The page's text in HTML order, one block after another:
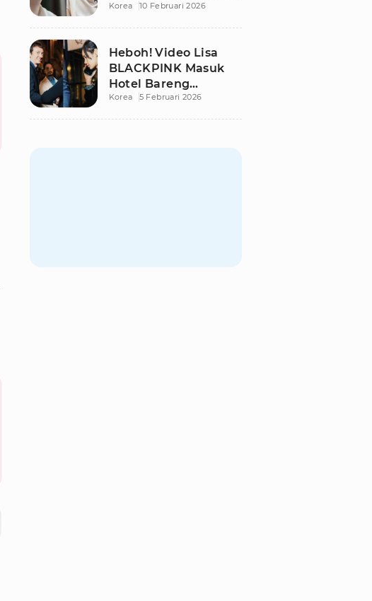
Penggelapan Pajak
Korea 10 Februari 2026
Heboh! Video Lisa
BLACKPINK Masuk
Hotel Bareng
Frederic Arnault Picu
Korea 5 Februari 2026